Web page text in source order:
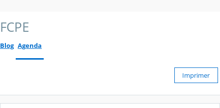
FCPE
Blog Agenda
Imprimer